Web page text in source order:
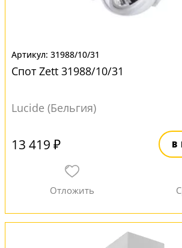
31988/10/31
Спот Zett 31988/10/31
Lucide (Бельгия)
13 419 ₽ В